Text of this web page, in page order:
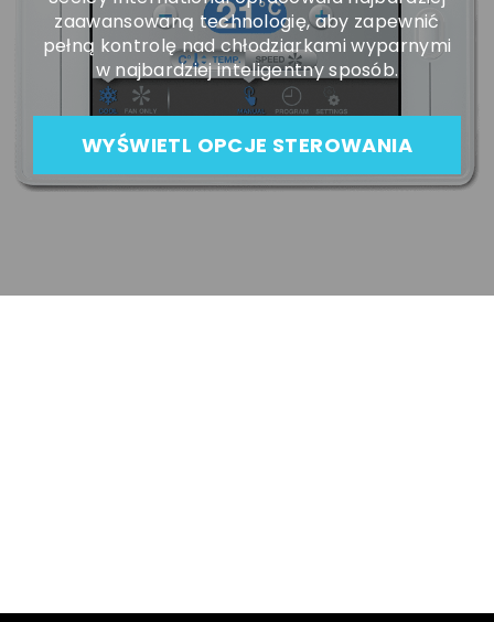
zaawansowaną technologię, aby zapewnić
pełną kontrolę nad chłodziarkami wyparnymi
w najbardziej inteligentny sposób.
WYŚWIETL OPCJE STEROWANIA